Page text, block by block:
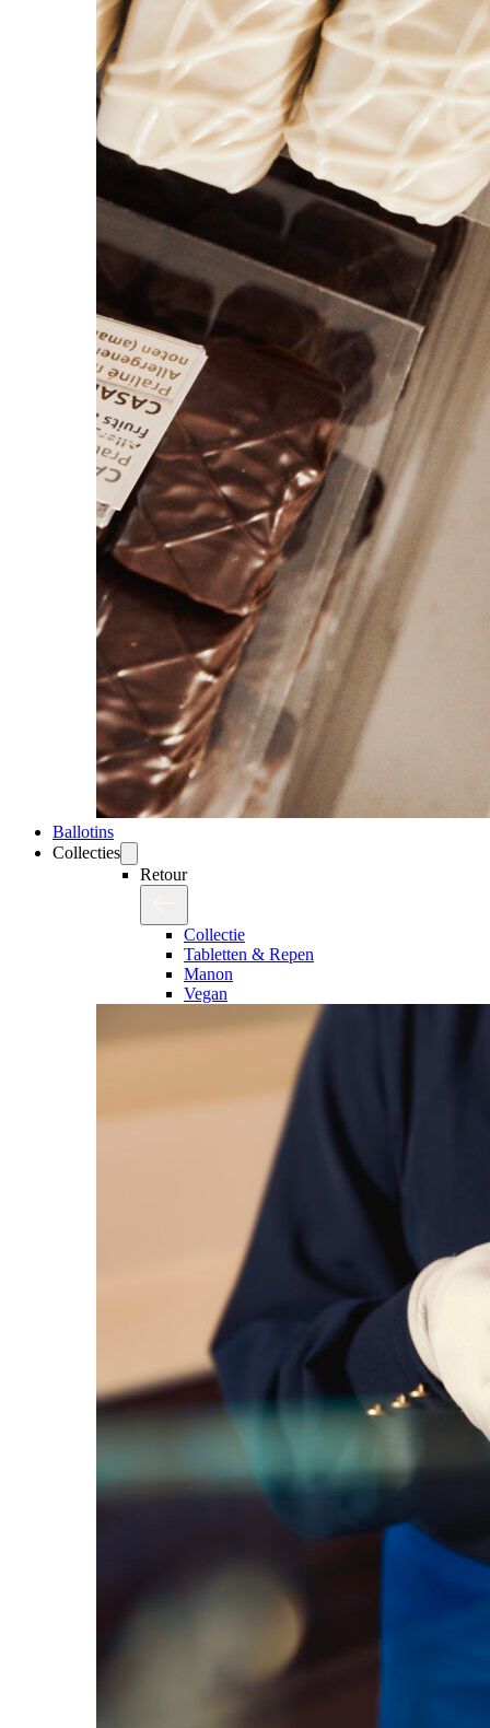
Ballotins
Collecties
Retour
Collectie
Tabletten & Repen
Manon
Vegan